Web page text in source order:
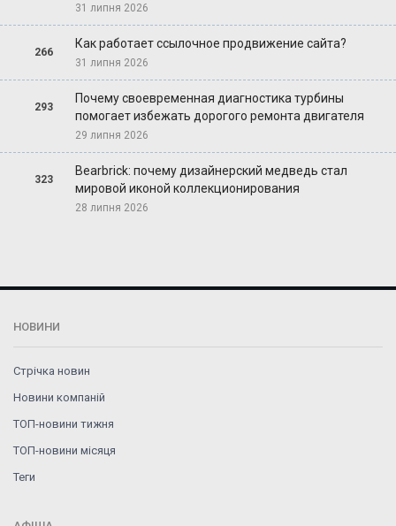
31 липня 2026
266
Как работает ссылочное продвижение сайта?
31 липня 2026
293
Почему своевременная диагностика турбины
помогает избежать дорогого ремонта двигателя
29 липня 2026
323
Bearbrick: почему дизайнерский медведь стал
мировой иконой коллекционирования
28 липня 2026
НОВИНИ
Стрічка новин
Новини компаній
ТОП-новини тижня
ТОП-новини місяця
Теги